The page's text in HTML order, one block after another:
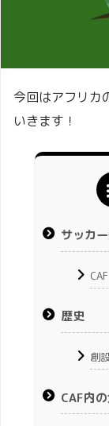
今回はアフリカ
いきます！
サッカ
歴史
創
CAF内